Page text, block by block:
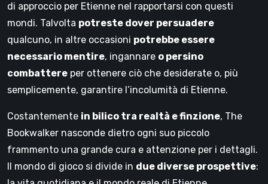
di approccio per Etienne nel rapportarsi con questi
mondi. Talvolta potreste dover persuadere
qualcuno, in altre occasioni potrebbe essere
necessario mentire, ingannare o persino
combattere per ottenere ciò che desiderate o, più
semplicemente, garantire l’incolumità di Etienne.
Costantemente in bilico tra realtà e finzione, The
Bookwalker nasconde dietro ogni suo piccolo
frammento una grande cura e attenzione per i dettagli.
Il mondo di gioco si divide in due diverse prospettive: